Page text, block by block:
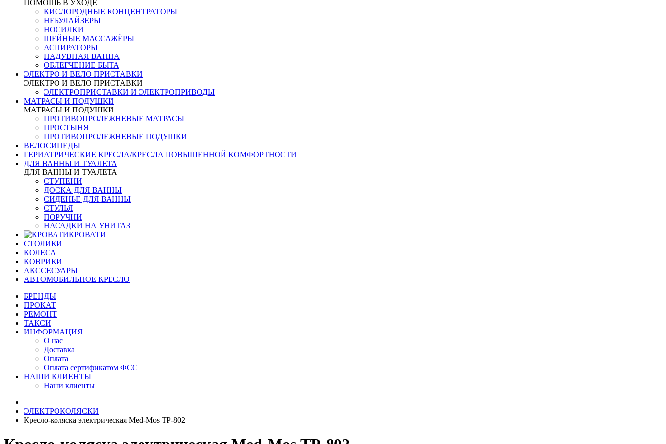
ПОМОЩЬ В УХОДЕ
КИСЛОРОДНЫЕ КОНЦЕНТРАТОРЫ
НЕБУЛАЙЗЕРЫ
НОСИЛКИ
ШЕЙНЫЕ МАССАЖЁРЫ
АСПИРАТОРЫ
НАДУВНАЯ ВАННА
ОБЛЕГЧЕНИЕ БЫТА
ЭЛЕКТРО И ВЕЛО ПРИСТАВКИ
ЭЛЕКТРО И ВЕЛО ПРИСТАВКИ
ЭЛЕКТРОПРИСТАВКИ И ЭЛЕКТРОПРИВОДЫ
МАТРАСЫ И ПОДУШКИ
МАТРАСЫ И ПОДУШКИ
ПРОТИВОПРОЛЕЖНЕВЫЕ МАТРАСЫ
ПРОСТЫНЯ
ПРОТИВОПРОЛЕЖНЕВЫЕ ПОДУШКИ
ВЕЛОСИПЕДЫ
ГЕРИАТРИЧЕСКИЕ КРЕСЛА/КРЕСЛА ПОВЫШЕННОЙ КОМФОРТНОСТИ
ДЛЯ ВАННЫ И ТУАЛЕТА
ДЛЯ ВАННЫ И ТУАЛЕТА
СТУПЕНИ
ДОСКА ДЛЯ ВАННЫ
СИДЕНЬЕ ДЛЯ ВАННЫ
СТУЛЬЯ
ПОРУЧНИ
НАСАДКИ НА УНИТАЗ
КРОВАТИ
СТОЛИКИ
КОЛЕСА
КОВРИКИ
АКССЕСУАРЫ
АВТОМОБИЛЬНОЕ КРЕСЛО
БРЕНДЫ
ПРОКАТ
РЕМОНТ
ТАКСИ
ИНФОРМАЦИЯ
О нас
Доставка
Оплата
Оплата сертификатом ФСС
НАШИ КЛИЕНТЫ
Наши клиенты
ЭЛЕКТРОКОЛЯСКИ
Кресло-коляска электрическая Med-Mos ТР-802